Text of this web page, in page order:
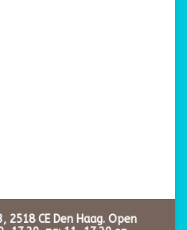
CE Den Haag. Open